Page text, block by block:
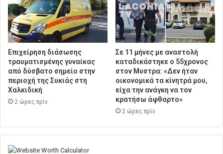
Επιχείρηση διάσωσης
τραυματισμένης γυναίκας
από δύσβατο σημείο στην
περιοχή της Συκιάς στη
Χαλκιδική
2 ώρες πρίν
Σε 11 μήνες με αναστολή
καταδικάστηκε ο 55χρονος
στον Μυστρα: «Δεν ήταν
οικονομικά τα κίνητρά μου,
είχα την ανάγκη να τον
κρατήσω άφθαρτο»
2 ώρες πρίν